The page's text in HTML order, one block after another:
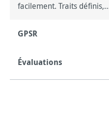
facilement. Traits
GPSR
Évaluations